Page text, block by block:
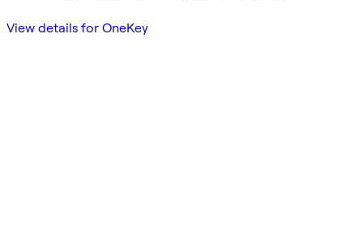
View details for OneKey